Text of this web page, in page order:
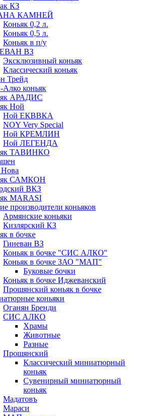
КЗ
КАМНЕЙ
Коньяк 0,2 л.
Коньяк 0,5 л.
Коньяк в п/у
ВЗ
Эксклюзивный коньяк
Классический коньяк
Трейд
Алко коньяк
АРАДИС
Ной
Ной ЕКВВКА
NOY Very Special
Ной КРЕМЛИН
Ной ЛЕГЕНДА
ТАВИНКО
САМКОН
ВКЗ
MARASI
производители коньяков
Армянские коньяки
Кизлярский КЗ
в бочке
Гиневан ВЗ
Коньяк в бочке "СИС АЛКО"
Коньяк в бочке ЗАО "МАП"
Буковые бочки
Коньяк в бочке Иджеванский
Прошянский коньяк в бочке
коньяки
Оганян Бренди
СИС АЛКО
Храмы
Животные
Разные
Прошянский
Классический миниатюрный
коньяк
Сувенирный миниатюрный
коньяк
Мадатовъ
Мараси